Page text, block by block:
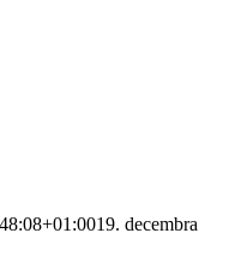
19. decembra